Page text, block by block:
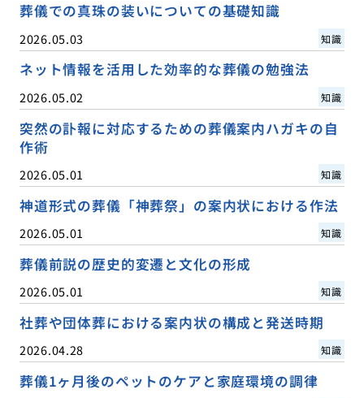
葬儀での真珠の装いについての基礎知識
2026.05.03 知識
ネット情報を活用した効率的な葬儀の勉強法
2026.05.02 知識
突然の訃報に対応するための葬儀案内ハガキの自
作術
2026.05.01 知識
神道形式の葬儀「神葬祭」の案内状における作法
2026.05.01 知識
葬儀前説の歴史的変遷と文化の形成
2026.05.01 知識
社葬や団体葬における案内状の構成と発送時期
2026.04.28 知識
葬儀1ヶ月後のペットのケアと家庭環境の調律